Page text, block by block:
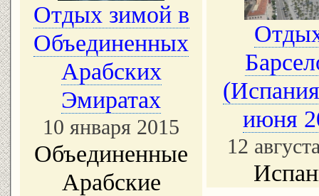
Отдых зимой в
Объединенных
Арабских
Эмиратах
10 января 2015
Объединенные
Арабские
июня
12